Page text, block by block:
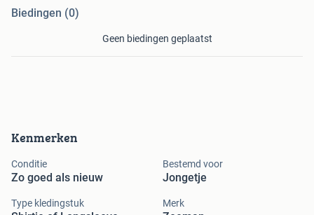
Kenmerken
Conditie
Zo goed als nieuw
Bestemd voor
Jongetje
Type kledingstuk Merk
Biedingen (0)
Geen biedingen geplaatst